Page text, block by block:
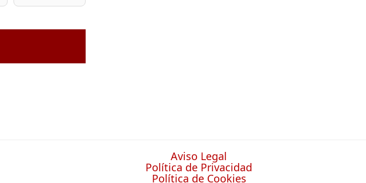
Aviso Legal
Política de Privacidad
Política de Cookies